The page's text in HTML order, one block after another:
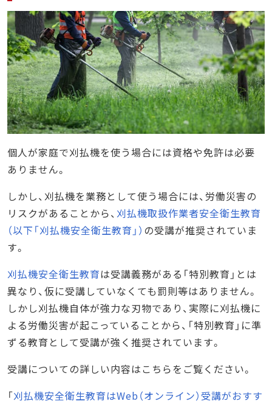
個人が家庭で刈払機を使う場合には資格や免許は必要
ありません。
しかし、刈払機を業務として使う場合には、労働災害の
リスクがあることから、 刈払機取扱作業者安全衛生教育
（以下「刈払機安全衛生教育」） の受講が推奨されていま
す。
刈払機安全衛生教育は受講義務がある「特別教育」とは
異なり、仮に受講していなくても罰則等はありません。
しかし刈払機自体が強力な刃物であり、実際に刈払機に
よる労働災害が起こっていることから、「特別教育」に準
ずる教育として受講が強く推奨されています。
受講についての詳しい内容はこちらをご覧ください。
「刈払機安全衛生教育はWeb（オンライン）受講がおすす